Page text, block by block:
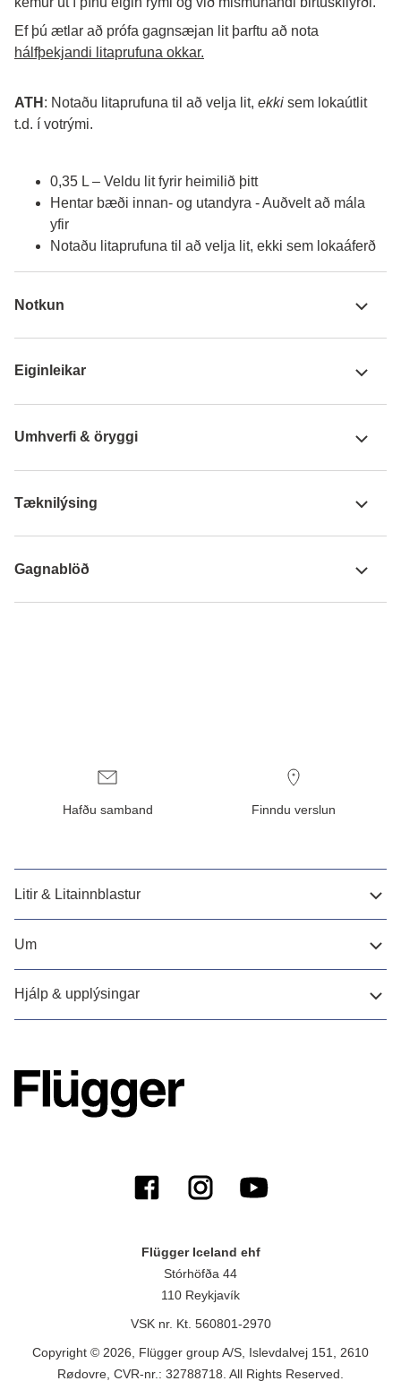
hálfþekjandi litaprufuna okkar.
ATH : Notaðu litaprufuna til að velja lit, ekki sem lokaútlit
t.d. í votrými.
0,35 L – Veldu lit fyrir heimilið þitt
Hentar bæði innan- og utandyra - Auðvelt að mála
yfir
Notaðu litaprufuna til að velja lit, ekki sem lokaáferð
Notkun
Eiginleikar
Umhverfi & öryggi
Tæknilýsing
Gagnablöð
Hafðu samband Finndu verslun
Litir & Litainnblastur
Um
Hjálp & upplýsingar
Flügger Iceland ehf
Stórhöfða 44
110 Reykjavík
VSK nr. Kt. 560801-2970
Copyright © 2026, Flügger group A/S, Islevdalvej 151, 2610
Rødovre, CVR-nr.: 32788718. All Rights Reserved.